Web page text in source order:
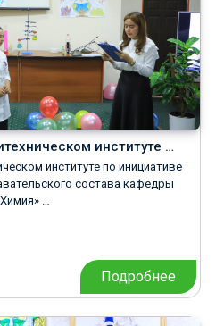
институте …
институте по инициативе
состава кафедры
…
Подробнее